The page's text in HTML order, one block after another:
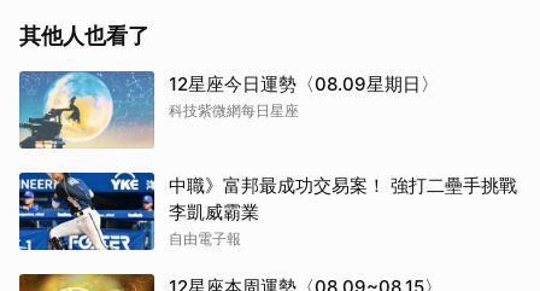
其他人也看了
12星座今日運勢〈08.09星期日〉
科技紫微網每日星座
中職》富邦最成功交易案！ 強打二壘手挑戰
李凱威霸業
自由電子報
12星座本周運勢〈08.09~08.15〉